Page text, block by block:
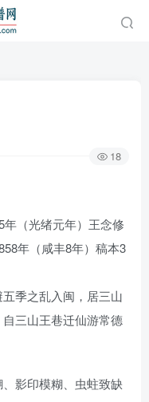
18
（光绪元年）王念修
年（咸丰8年）稿本3
季之乱入闽，居三山
三山王巷迁仙游常德
影印模糊、虫蛀致缺